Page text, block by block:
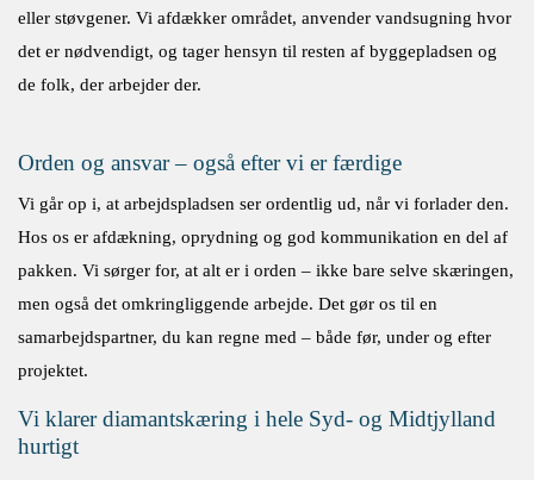
eller støvgener. Vi afdækker området, anvender vandsugning hvor
det er nødvendigt, og tager hensyn til resten af byggepladsen og
de folk, der arbejder der.
Orden og ansvar – også efter vi er færdige
Vi går op i, at arbejdspladsen ser ordentlig ud, når vi forlader den.
Hos os er afdækning, oprydning og god kommunikation en del af
pakken. Vi sørger for, at alt er i orden – ikke bare selve skæringen,
men også det omkringliggende arbejde. Det gør os til en
samarbejdspartner, du kan regne med – både før, under og efter
projektet.
Vi klarer diamantskæring i hele Syd- og Midtjylland
hurtigt